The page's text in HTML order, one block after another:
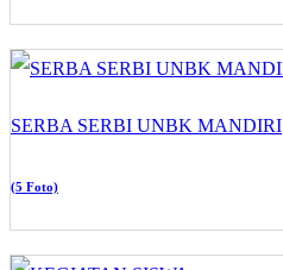
SERBA SERBI UNBK MANDIRI
(5 Foto)